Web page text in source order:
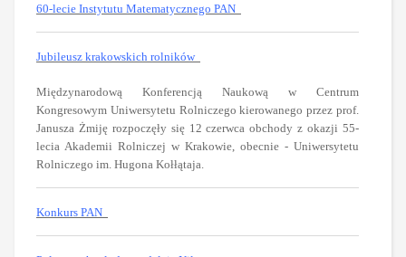
60-lecie Instytutu Matematycznego PAN
Jubileusz krakowskich rolników
Międzynarodową Konferencją Naukową w Centrum
Kongresowym Uniwersytetu Rolniczego kierowanego przez prof.
Janusza Żmiję rozpoczęły się 12 czerwca obchody z okazji 55-
lecia Akademii Rolniczej w Krakowie, obecnie - Uniwersytetu
Rolniczego im. Hugona Kołłątaja.
Konkurs PAN